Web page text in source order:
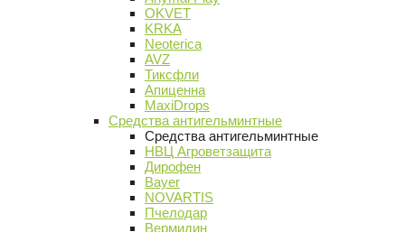
OKVET
KRKA
Neoterica
AVZ
Тиксфли
Апиценна
MaxiDrops
Средства антигельминтные
Средства антигельминтные
НВЦ Агроветзащита
Дирофен
Bayer
NOVARTIS
Пчелодар
Вермидин